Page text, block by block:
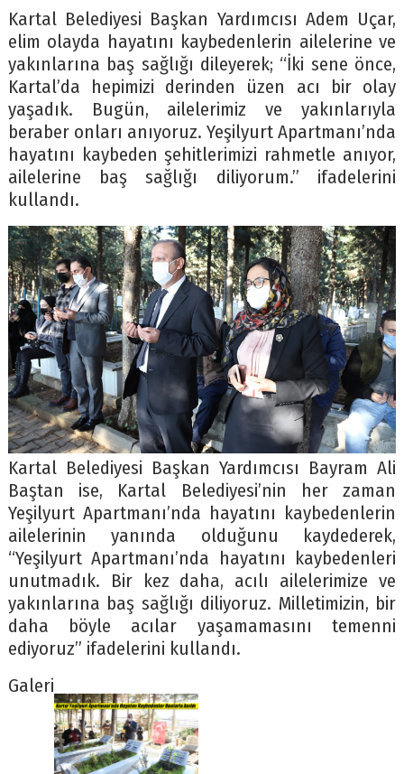
Kartal Belediyesi Başkan Yardımcısı Adem Uçar,
elim olayda hayatını kaybedenlerin ailelerine ve
yakınlarına baş sağlığı dileyerek; “İki sene önce,
Kartal’da hepimizi derinden üzen acı bir olay
yaşadık. Bugün, ailelerimiz ve yakınlarıyla
beraber onları anıyoruz. Yeşilyurt Apartmanı’nda
hayatını kaybeden şehitlerimizi rahmetle anıyor,
ailelerine baş sağlığı diliyorum.” ifadelerini
kullandı.
Kartal Belediyesi Başkan Yardımcısı Bayram Ali
Baştan ise, Kartal Belediyesi’nin her zaman
Yeşilyurt Apartmanı’nda hayatını kaybedenlerin
ailelerinin yanında olduğunu kaydederek,
“Yeşilyurt Apartmanı’nda hayatını kaybedenleri
unutmadık. Bir kez daha, acılı ailelerimize ve
yakınlarına baş sağlığı diliyoruz. Milletimizin, bir
daha böyle acılar yaşamamasını temenni
ediyoruz” ifadelerini kullandı.
Galeri